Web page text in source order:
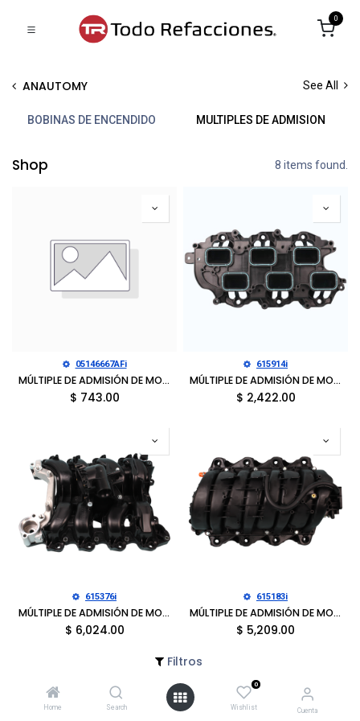
Filtros
Home Search
0
Wishlist Cuenta
0
ANAUTOMY See All
BOBINAS DE ENCENDIDO MULTIPLES DE ADMISION
Shop 8 items found.
05146667AFi
MÚLTIPLE DE ADMISIÓN DE MOTOR PARA RAM 1500 BIG HORN 2012-2021, 1500 BIG HORN 2019-2021, 1500 CLASSIC BIG HORN 2019, 1500 CLASSIC EXPRESS 2019-2021, 1500 CLASSIC LONE STAR 2019
$ 743.00
615914i
MÚLTIPLE DE ADMISIÓN DE MOTOR PARA CHRYSLER 200 C 2015-2016, 200 C 2015-2017, 200 LIMITED 2011-2017, 200 LIMITED 2012-2013, 200 LIMITED CONVERTIBLE 2012-2013
$ 2,422.00
615376i
MÚLTIPLE DE ADMISIÓN DE MOTOR PARA FORD E-150 BASE CARGO 2009, E-150 BASE CARGO 2009-2014, E-150 XL 2009-2014, E-150 XL 2009, E-150 XLT 2009-2014, E-250 BASE CARGO 2009-2014
$ 6,024.00
615183i
MÚLTIPLE DE ADMISIÓN DE MOTOR PARA CADILLAC ESCALADE BASE SPORT UTILITY 2003-2004, ESCALADE BASE SPORT UTILITY 2002-2006, ESCALADE ESV BASE SPORT UTILITY 2003
$ 5,209.00